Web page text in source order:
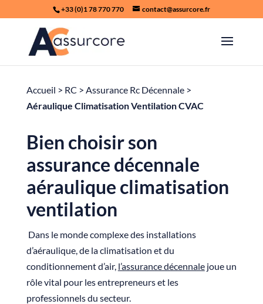
+33 (0)1 78 770 770 contact@assurcore.fr
Accueil > RC > Assurance Rc Décennale>
Aéraulique Climatisation Ventilation CVAC
Bien choisir son
assurance décennale
aéraulique climatisation
ventilation
Dans le monde complexe des installations
d’aéraulique, de la climatisation et du
conditionnement d’air, l’assurance décennalejoue un
rôle vital pour les entrepreneurs et les
professionnels du secteur.